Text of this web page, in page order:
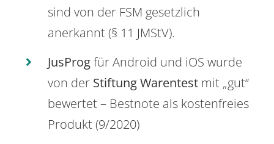
sind von der FSM gesetzlich
anerkannt (§ 11 JMStV).
JusProgfür Android und iOS wurde
von der Stiftung Warentest mit „gut“
bewertet – Bestnote als kostenfreies
Produkt (9/2020)